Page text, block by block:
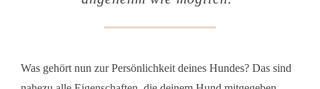
Was gehört nun zur Persönlichkeit deines Hundes? Das sind